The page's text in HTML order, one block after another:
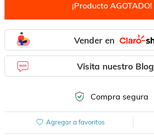
¡Producto AGOTADO!
Vender en
Visita nuestro Blog
Compra segura
Agregar a favoritos